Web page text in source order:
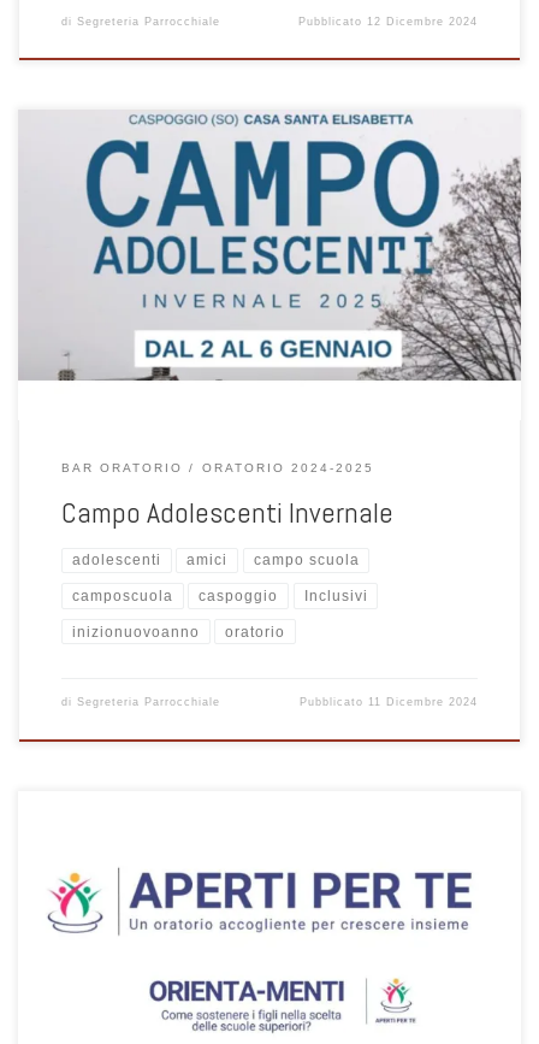
di Segreteria Parrocchiale Pubblicato 12 Dicembre 2024
Un dopo cena per stare insieme e festeggiare il Natale. Sono inviati
tutti gli adolescenti ! vi aspettiamo!
BAR ORATORIO ORATORIO 2024-2025
Campo Adolescenti Invernale
adolescenti amici campo scuola
camposcuola caspoggio Inclusivi
inizionuovoanno oratorio
di Segreteria Parrocchiale Pubblicato 11 Dicembre 2024
Guida per la registrazione alla piattaforma SANSONE per le attività